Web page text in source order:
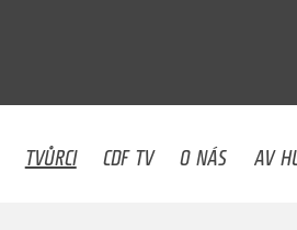
TVŮRCI CDF TV O NÁS AV